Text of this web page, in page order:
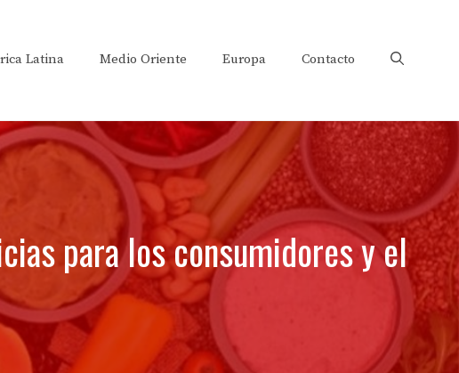
Latina Medio Oriente Europa Contacto
para los consumidores y el